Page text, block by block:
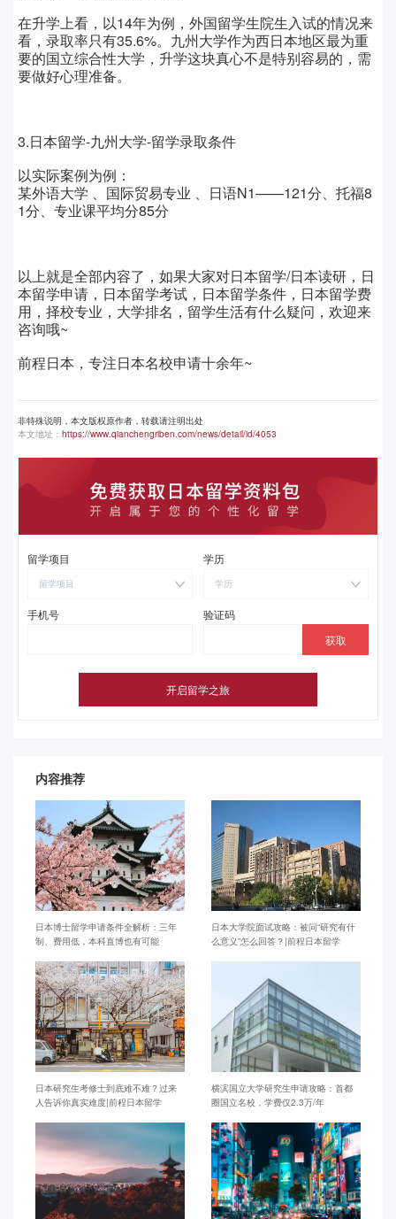
在升学上看，以14年为例，外国留学生院生入试的情况来
看，录取率只有35.6%。九州大学作为西日本地区最为重
要的国立综合性大学，升学这块真心不是特别容易的，需
要做好心理准备。
3.日本留学-九州大学-留学录取条件
以实际案例为例：
某外语大学 、国际贸易专业 、日语N1——121分、托福8
1分、专业课平均分85分
以上就是全部内容了，如果大家对日本留学/日本读研，日
本留学申请，日本留学考试，日本留学条件，日本留学费
用，择校专业，大学排名，留学生活有什么疑问，欢迎来
咨询哦~
前程日本，专注日本名校申请十余年~
非特殊说明，本文版权原作者，转载请注明出处
本文地址： https://www.qianchengriben.com/news/detail/id/4053
留学项目
留学项目
学历
学历
手机号 验证码
内容推荐
日本博士留学申请条件全解析：三年
制、费用低，本科直博也有可能
日本大学院面试攻略：被问“研究有什
么意义”怎么回答？|前程日本留学
日本研究生考修士到底难不难？过来
人告诉你真实难度|前程日本留学
横滨国立大学研究生申请攻略：首都
圈国立名校，学费仅2.3万/年